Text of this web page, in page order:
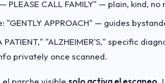
PLEASE CALL FAMILY" — plain, kind,
"GENTLY APPROACH" — guides
PATIENT," "ALZHEIMER'S," specific
privately once scanned.